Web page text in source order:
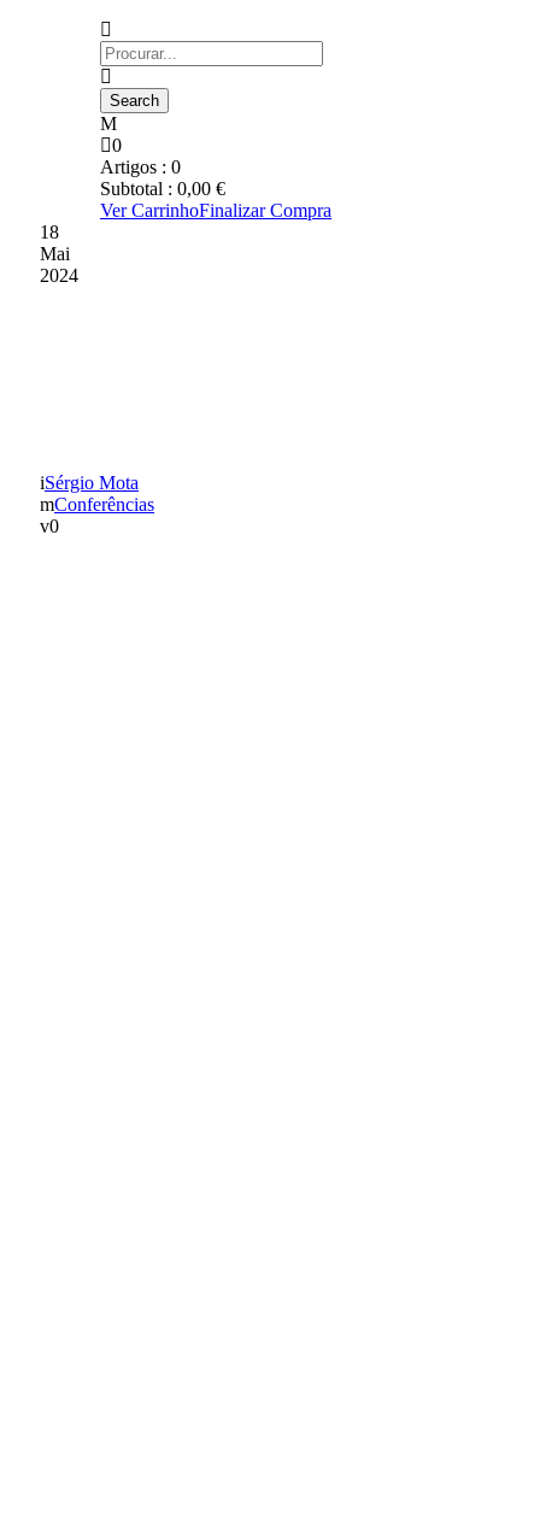
0
Artigos : 0
Subtotal : 0,00 €
Ver CarrinhoFinalizar Compra
18
Mai
2024
Sérgio Mota
Conferências
0